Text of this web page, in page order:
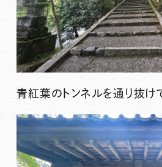
青紅葉のトンネルを通り抜け